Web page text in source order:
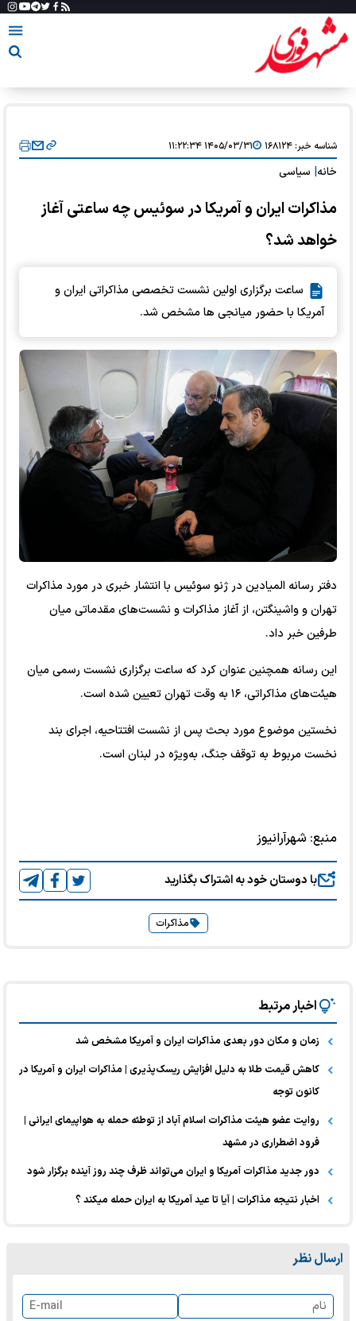
شناسه خبر:۱۶۸۱۲۴ ۱۴۰۵/۰۳/۳۱ ۱۱:۲۲:۳۴
خانه سیاسی
مذاکرات ایران و آمریکا در سوئیس چه ساعتی آغاز
خواهد شد؟
ساعت برگزاری اولین نشست تخصصی مذاکراتی ایران و
آمریکا با حضور میانجی ها مشخص شد.
دفتر رسانه المیادین در ژنو سوئیس با انتشار خبری در مورد مذاکرات
تهران و واشینگتن، از آغاز مذاکرات و نشست‌های مقدماتی میان
طرفین خبر داد.
این رسانه همچنین عنوان کرد که ساعت برگزاری نشست رسمی میان
هیئت‌های مذاکراتی، ۱۶ به وقت تهران تعیین شده است.
نخستین موضوع مورد بحث پس از نشست افتتاحیه، اجرای بند
نخست مربوط به توقف جنگ، به‌ویژه در لبنان است.
منبع: شهرآرانیوز
با دوستان خود به اشتراک بگذارید
مذاکرات
اخبار مرتبط
زمان و مکان دور بعدی مذاکرات ایران و آمریکا مشخص شد
کاهش قیمت طلا به دلیل افزایش ریسک‌پذیری | مذاکرات ایران و آمریکا در
کانون توجه
روایت عضو هیئت مذاکرات اسلام آباد از توطئه حمله به هواپیمای ایرانی |
فرود اضطراری در مشهد
دور جدید مذاکرات آمریکا و ایران می‌تواند ظرف چند روز آینده برگزار شود
اخبار نتیجه مذاکرات | آیا تا عید آمریکا به ایران حمله میکند ؟
ارسال نظر